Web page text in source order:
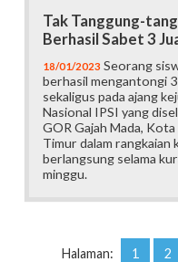
Tak Tanggung-
Berhasil Sabet 3
18/01/2023 Seorang
berhasil mengantongi
sekaligus pada ajang
Nasional IPSI yang
GOR Gajah Mada, Kota
Timur dalam rangkaian
berlangsung selama
minggu.
Halaman: 1 2